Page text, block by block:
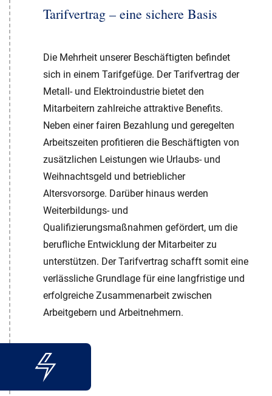
Tarifvertrag – eine sichere Basis
Die Mehrheit unserer Beschäftigten befindet
sich in einem Tarifgefüge. Der Tarifvertrag der
Metall- und Elektroindustrie bietet den
Mitarbeitern zahlreiche attraktive Benefits.
Neben einer fairen Bezahlung und geregelten
Arbeitszeiten profitieren die Beschäftigten von
zusätzlichen Leistungen wie Urlaubs- und
Weihnachtsgeld und betrieblicher
Altersvorsorge. Darüber hinaus werden
Weiterbildungs- und
Qualifizierungsmaßnahmen gefördert, um die
berufliche Entwicklung der Mitarbeiter zu
unterstützen. Der Tarifvertrag schafft somit eine
verlässliche Grundlage für eine langfristige und
erfolgreiche Zusammenarbeit zwischen
Arbeitgebern und Arbeitnehmern.